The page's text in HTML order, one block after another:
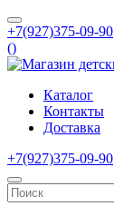
+7(927)375-09-90
()
Каталог
Контакты
Доставка
+7(927)375-09-90